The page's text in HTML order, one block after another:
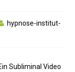
hypnose-institut-
Subliminal Video